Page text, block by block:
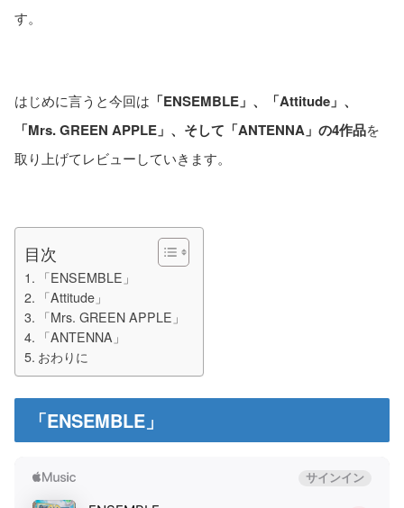
す。
はじめに言うと今回は 「ENSEMBLE」、「Attitude」、
「Mrs. GREEN APPLE」、そして「ANTENNA」の4作品を
取り上げてレビューしていきます。
目次
「ENSEMBLE」
「Attitude」
「Mrs. GREEN APPLE」
「ANTENNA」
おわりに
「ENSEMBLE」